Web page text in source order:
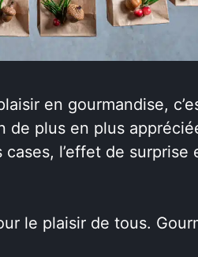
en gourmandise,
de plus en plus
l’effet de surprise
le plaisir de tous.